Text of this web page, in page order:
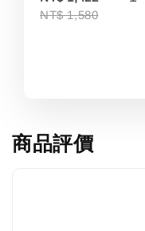
NT$ 1,580
商品評價